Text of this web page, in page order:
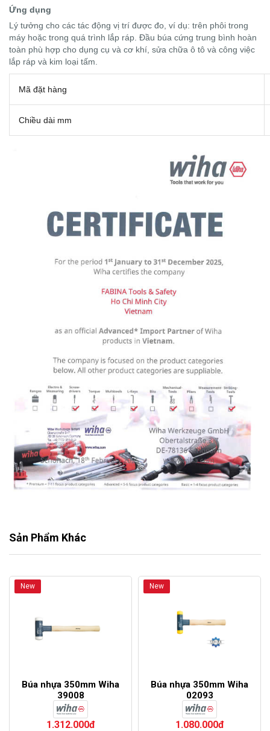
Ứng dụng
Lý tưởng cho các tác động vị trí được đo, ví dụ: trên phôi trong
máy hoặc trong quá trình lắp ráp. Đầu búa cứng trung bình hoàn
toàn phù hợp cho dụng cụ và cơ khí, sửa chữa ô tô và công việc
lắp ráp và kim loại tấm.
Mã đặt hàng
Chiều dài mm
Sản Phẩm Khác
New
Búa nhựa 350mm Wiha
39008
1.312.000đ
New
Búa nhựa 350mm Wiha
02093
1.080.000đ